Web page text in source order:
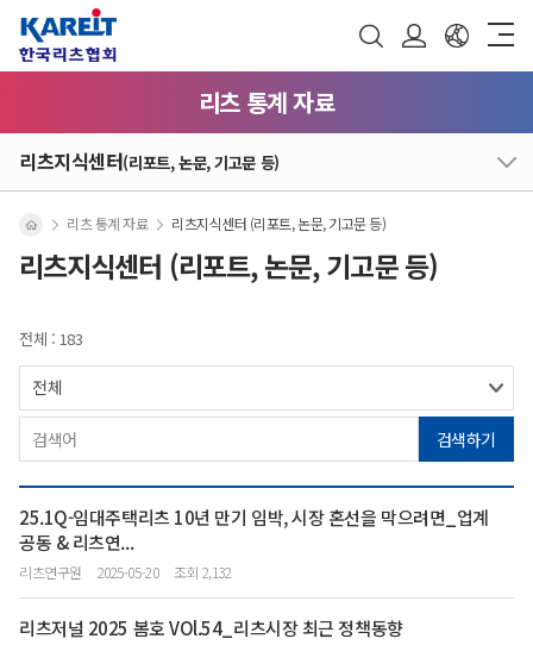
리츠 통계 자료
리츠지식센터(리포트, 논문, 기고문 등)
리츠지식센터 (리포트, 논문, 기고문 등)
리츠 통계 자료 리츠지식센터 (리포트, 논문, 기고문 등)
전체 : 183
검색하기
25.1Q-임대주택리츠 10년 만기 임박, 시장 혼선을 막으려면_업계
공동 & 리츠연...
리츠연구원 2025-05-20 조회 2,132
리츠저널 2025 봄호 VOl.54_리츠시장 최근 정책동향